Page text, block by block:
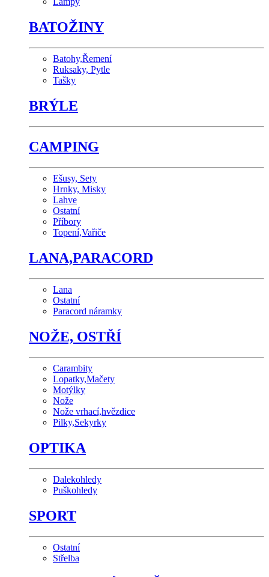
BATOŽINY
Batohy,Řemení
Ruksaky, Pytle
Tašky
BRÝLE
CAMPING
Ešusy, Sety
Hrnky, Misky
Lahve
Ostatní
Příbory
Topení,Vařiče
LANA,PARACORD
Lana
Ostatní
Paracord náramky
NOŽE, OSTŘÍ
Carambity
Lopatky,Mačety
Motýlky
Nože
Nože vrhací,hvězdice
Pilky,Sekyrky
OPTIKA
Dalekohledy
Puškohledy
SPORT
Ostatní
Střelba